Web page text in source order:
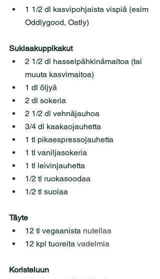
1 1/2 dl kasvipohjaista vispiä (esim
Oddlygood, Oatly)
Suklaakuppikakut
2 1/2 dl hasselpähkinämaitoa (tai
muuta kasvimaitoa)
1 dl öljyä
2 dl sokeria
2 1/2 dl vehnäjauhoa
3/4 dl kaakaojauhetta
1 tl pikaespressojauhetta
1 tl vaniljasokeria
1 tl leivinjauhetta
1/2 tl ruokasoodaa
1/2 tl suolaa
Täyte
12 tl vegaanista nutellaa
12 kpl tuoreita vadelmia
Koristeluun